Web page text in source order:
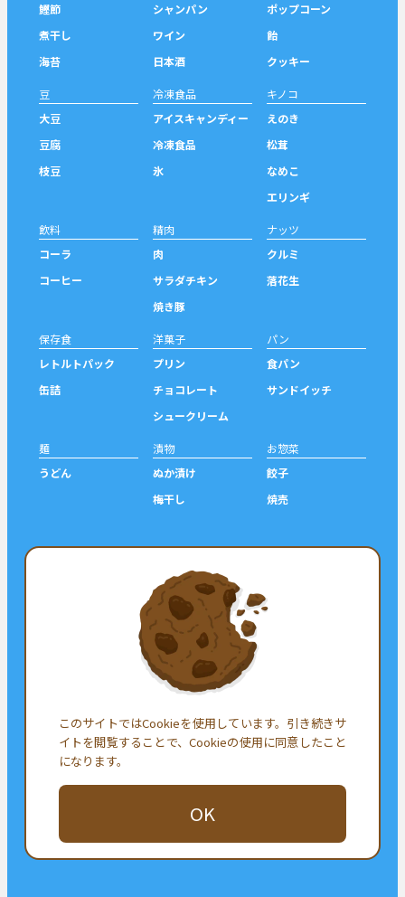
鰹節
煮干し
海苔
シャンパン
ワイン
日本酒
ポップコーン
飴
クッキー
豆
大豆
豆腐
枝豆
冷凍食品
アイスキャンディー
冷凍食品
氷
キノコ
えのき
松茸
なめこ
エリンギ
飲料
コーラ
コーヒー
精肉
肉
サラダチキン
焼き豚
ナッツ
クルミ
落花生
保存食
レトルトパック
缶詰
洋菓子
プリン
チョコレート
シュークリーム
パン
食パン
サンドイッチ
麺
うどん
漬物
ぬか漬け
梅干し
お惣菜
餃子
焼売
ツイート シェア
フォロー
お問い合わせ
プライバシーポリシー
このサイトではCookieを使用しています。引き続きサ
イトを閲覧することで、Cookieの使用に同意したこと
になります。
OK